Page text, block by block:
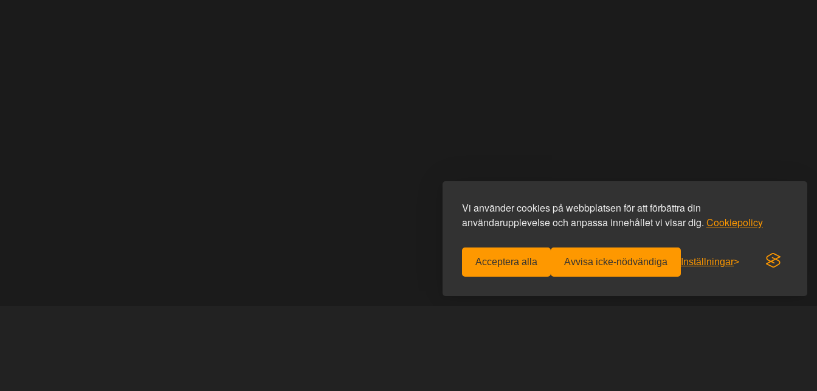
Vi använder cookies på webbplatsen för att förbättra din
användarupplevelse och anpassa innehållet vi visar dig. Cookiepolicy
Acceptera alla Avvisa icke-nödvändiga Inställningar